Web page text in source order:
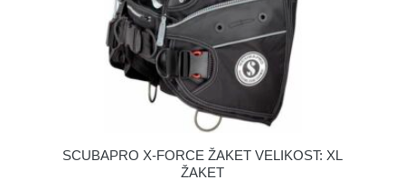
SCUBAPRO X-FORCE ŽAKET VELIKOST: XL
ŽAKET